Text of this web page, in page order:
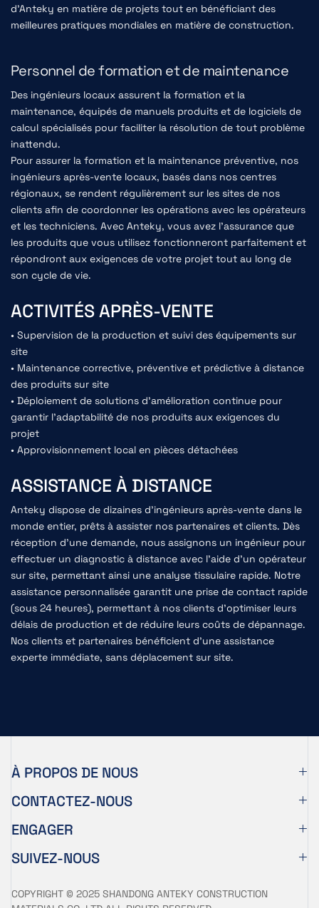
d'Anteky en matière de projets tout en bénéficiant des
meilleures pratiques mondiales en matière de construction.
Personnel de formation et de maintenance
Des ingénieurs locaux assurent la formation et la
maintenance, équipés de manuels produits et de logiciels de
calcul spécialisés pour faciliter la résolution de tout problème
inattendu.
Pour assurer la formation et la maintenance préventive, nos
ingénieurs après-vente locaux, basés dans nos centres
régionaux, se rendent régulièrement sur les sites de nos
clients afin de coordonner les opérations avec les opérateurs
et les techniciens. Avec Anteky, vous avez l'assurance que
les produits que vous utilisez fonctionneront parfaitement et
répondront aux exigences de votre projet tout au long de
son cycle de vie.
ACTIVITÉS APRÈS-VENTE
• Supervision de la production et suivi des équipements sur
site
• Maintenance corrective, préventive et prédictive à distance
des produits sur site
• Déploiement de solutions d'amélioration continue pour
garantir l'adaptabilité de nos produits aux exigences du
projet
• Approvisionnement local en pièces détachées
ASSISTANCE À DISTANCE
Anteky dispose de dizaines d'ingénieurs après-vente dans le
monde entier, prêts à assister nos partenaires et clients. Dès
réception d'une demande, nous assignons un ingénieur pour
effectuer un diagnostic à distance avec l'aide d'un opérateur
sur site, permettant ainsi une analyse tissulaire rapide. Notre
assistance personnalisée garantit une prise de contact rapide
(sous 24 heures), permettant à nos clients d'optimiser leurs
délais de production et de réduire leurs coûts de dépannage.
Nos clients et partenaires bénéficient d'une assistance
experte immédiate, sans déplacement sur site.
À PROPOS DE NOUS
CONTACTEZ-NOUS
ENGAGER
SUIVEZ-NOUS
COPYRIGHT © 2025 SHANDONG ANTEKY CONSTRUCTION